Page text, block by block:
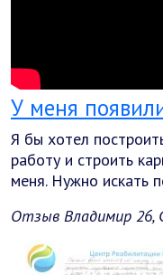
У меня
Я бы хотел
работу и строить
меня. Нужно искать
Отзыв Владимир 26,